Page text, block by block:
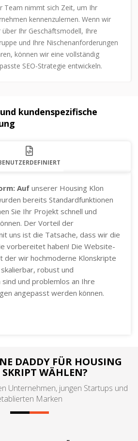
Team nimmt sich Zeit, um Ihr
kennenzulernen. Wenn wir
über Ihr Geschäftsmodell, Ihre
und Ihre Nischenanforderungen
können wir eine vollständig
SEO-Strategie entwickeln.
kundenspezifische
Auf unserer Housing Klon
bereits Standardfunktionen
Sie Ihr Projekt schnell und
Der Vorteil der
uns ist die Tatsache, dass wir die
vorbereitet haben! Die Website-
der wir hochmoderne Klonskripte
robust und
und problemlos an Ihre
angepasst werden können.
DADDY FÜR HOUSING
WÄHLEN?
Unternehmen, jungen Startups und
Marken